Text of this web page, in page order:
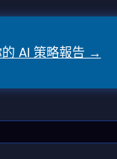
AI 策略報告 →